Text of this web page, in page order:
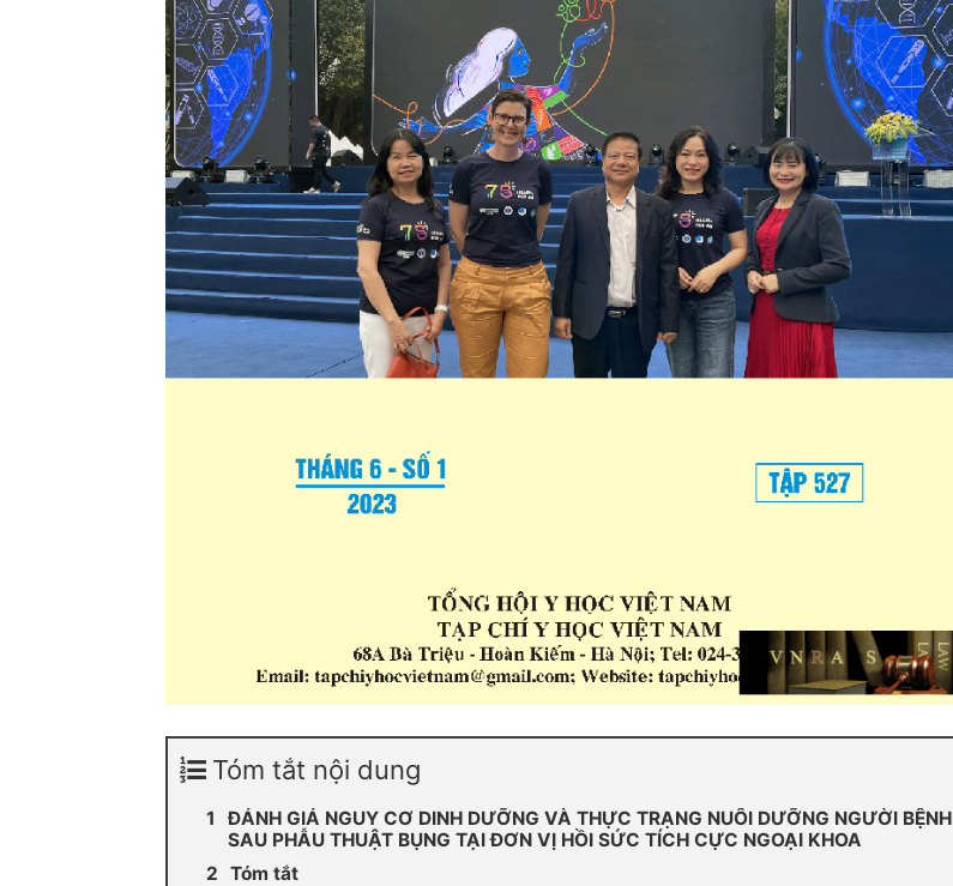
Tóm tắt nội dung
ĐÁNH GIÁ NGUY CƠ DINH DƯỠNG VÀ THỰC TRẠNG NUÔI DƯỠNG NGƯỜI BỆNH
SAU PHẪU THUẬT BỤNG TẠI ĐƠN VỊ HỒI SỨC TÍCH CỰC NGOẠI KHOA
Tóm tắt